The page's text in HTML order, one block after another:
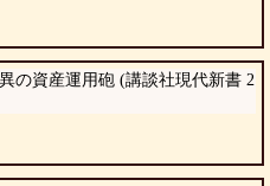
の資産運用砲 (講談社現代新書 2